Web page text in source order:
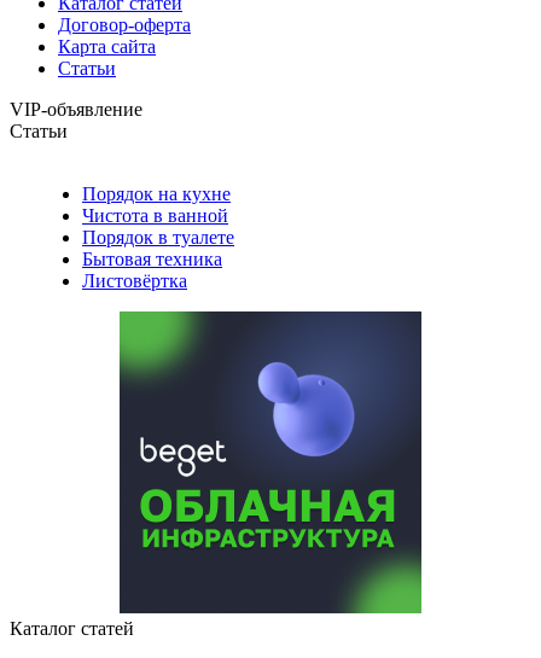
Договор-оферта
Карта сайта
Статьи
VIP-объявление
Статьи
Порядок на кухне
Чистота в ванной
Порядок в туалете
Бытовая техника
Листовёртка
Каталог статей